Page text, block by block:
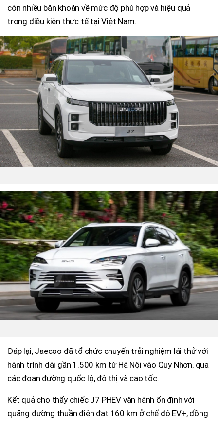
còn nhiều băn khoăn về mức độ phù hợp và hiệu quả
trong điều kiện thực tế tại Việt Nam.
Đáp lại, Jaecoo đã tổ chức chuyến trải nghiệm lái thử với
hành trình dài gần 1.500 km từ Hà Nội vào Quy Nhơn, qua
các đoạn đường quốc lộ, đô thị và cao tốc.
Kết quả cho thấy chiếc J7 PHEV vận hành ổn định với
quãng đường thuần điện đạt 160 km ở chế độ EV+, đồng